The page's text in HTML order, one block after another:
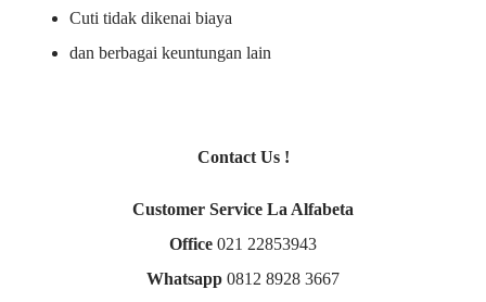
Cuti tidak dikenai biaya
dan berbagai keuntungan lain
Contact Us !
Customer Service La Alfabeta
Office 021 22853943
Whatsapp 0812 8928 3667